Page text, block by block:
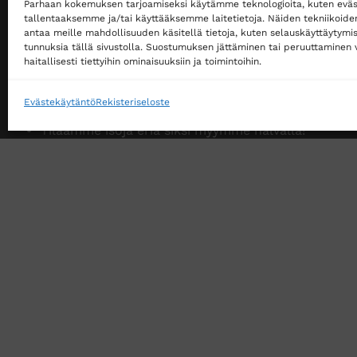
Parhaan kokemuksen tarjoamiseksi käytämme teknologioita, kuten
tallentaaksemme ja/tai käyttääksemme laitetietoja. Näiden
antaa meille mahdollisuuden käsitellä tietoja, kuten
tunnuksia tällä sivustolla. Suostumuksen jättäminen tai peruuttaminen
haitallisesti tiettyihin ominaisuuksiin ja toimintoihin.
EvästekäytäntöRekisteriseloste
Ostaminen ei edellytä rekisteröitymistä
Ilmainen toimitus noutopisteeseen yli 200 €
tilauksille!
tilauksille!
Tilaamme isoja eriä siksi myymme halvalla!